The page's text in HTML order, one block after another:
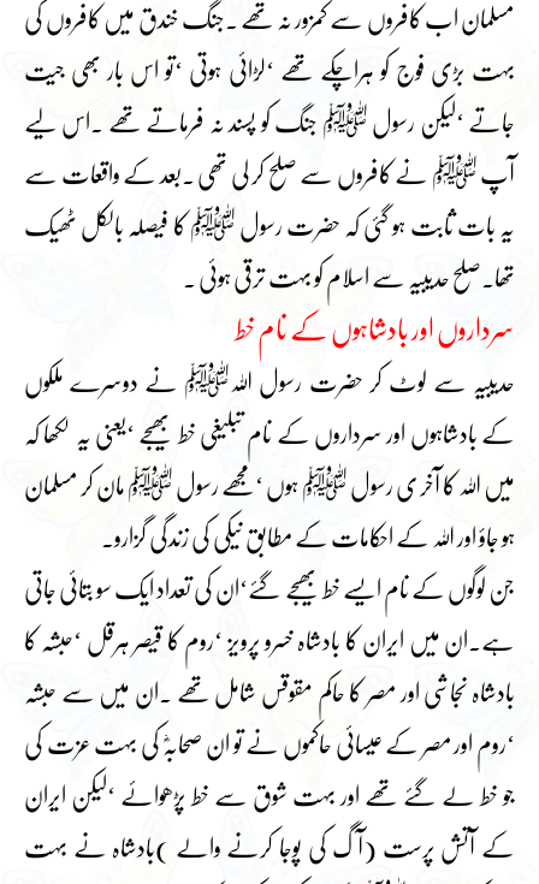
مسلمان اب کافروں سے کمزور نہ تھے ۔جنگ خندق میں کافروں کی
بہت بڑی فوج کو ہراچکے تھے ‘لڑائی ہوتی ‘تو اس بار بھی جیت
جاتے ‘لیکن رسول ﷺ جنگ کو پسند نہ فرماتے تھے ۔اس لیے
آپ ﷺ نے کافروں سے صلح کر لی تھی ۔بعد کے واقعات سے
یہ بات ثابت ہو گئی کہ حضرت رسول ﷺ کا فیصلہ بالکل ٹھیک
تھا۔صلح حدیبیہ سے اسلام کو بہت ترقی ہوئی ۔
سرداروں اور بادشاہوں کے نام خط
حدیبیہ سے لوٹ کر حضرت رسول اللہﷺ نے دوسرے ملکوں
کے بادشاہوں اور سرداروں کے نام تبلیغی خط بھیجے ‘یعنی یہ لکھا کہ
میں اللہ کا آخر ی رسول ﷺ ہوں ‘مجھے رسول ﷺ مان کر مسلمان
ہو جاؤ اور اللہ کے احکامات کے مطابق نیکی کی زندگی گزارو۔
جن لوگوں کے نام ایسے خط بھیجے گئے‘ان کی تعداد ایک سو بتائی جاتی
ہے۔ان میں ایران کا بادشاہ خسرو پرویز ‘روم کا قیصر ہرقل ‘حبشہ کا
بادشاہ نجاشی اور مصر کا حاکم مقوقس شامل تھے ۔ان میں سے حبشہ
‘روم اور مصر کے عیسائی حاکموں نے تو ان صحابہؓ کی بہت عزت کی
جو خط لے گئے تھے اور بہت شوق سے خط پڑھوائے ‘لیکن ایران
کے آتش پرست (آگ کی پوجا کرنے والے )بادشاہ نے بہت